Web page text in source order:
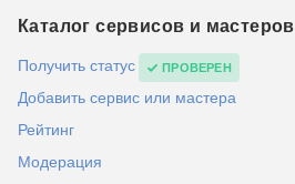
Каталог сервисов и мастеров
Получить статус ПРОВЕРЕН
Добавить сервис или мастера
Рейтинг
Модерация